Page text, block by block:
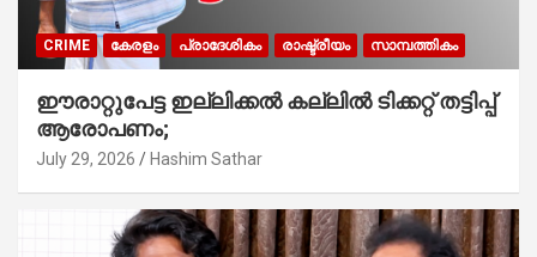
CRIME കേരളം പ്രാദേശികം രാഷ്ട്രീയം സാമ്പത്തികം
ഈരാറ്റുപേട്ട ഇല്ലിക്കൽ കല്ലിൽ ടിക്കറ്റ് തട്ടിപ്പ്
ആരോപണം;
July 29, 2026 Hashim Sathar